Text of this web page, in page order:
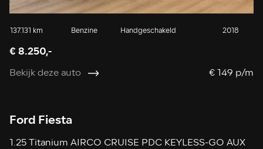
137.131 km Benzine Handgeschakeld 2018
€ 8.250,-
Bekijk deze auto € 149 p/m
Ford Fiesta
1.25 Titanium AIRCO CRUISE PDC KEYLESS-GO AUX